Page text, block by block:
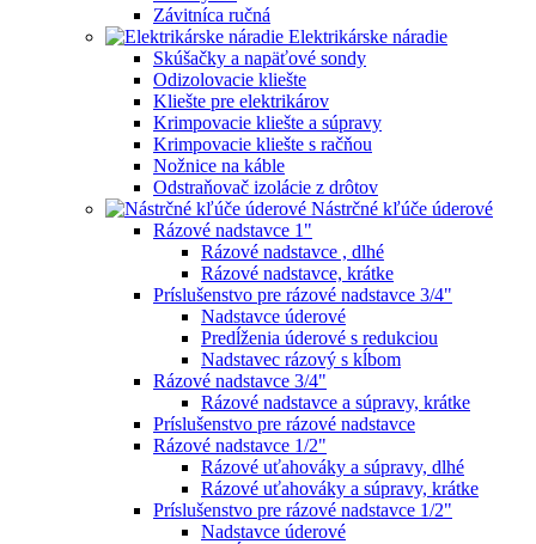
Závitníca ručná
Elektrikárske náradie
Skúšačky a napäťové sondy
Odizolovacie kliešte
Kliešte pre elektrikárov
Krimpovacie kliešte a súpravy
Krimpovacie kliešte s račňou
Nožnice na káble
Odstraňovač izolácie z drôtov
Nástrčné kľúče úderové
Rázové nadstavce 1"
Rázové nadstavce , dlhé
Rázové nadstavce, krátke
Príslušenstvo pre rázové nadstavce 3/4"
Nadstavce úderové
Predĺženia úderové s redukciou
Nadstavec rázový s kĺbom
Rázové nadstavce 3/4"
Rázové nadstavce a súpravy, krátke
Príslušenstvo pre rázové nadstavce
Rázové nadstavce 1/2"
Rázové uťahováky a súpravy, dlhé
Rázové uťahováky a súpravy, krátke
Príslušenstvo pre rázové nadstavce 1/2"
Nadstavce úderové